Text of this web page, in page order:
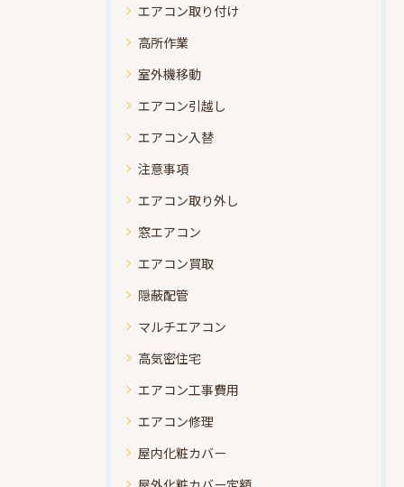
エアコン取り付け
高所作業
室外機移動
エアコン引越し
エアコン入替
注意事項
エアコン取り外し
窓エアコン
エアコン買取
隠蔽配管
マルチエアコン
高気密住宅
エアコン工事費用
エアコン修理
屋内化粧カバー